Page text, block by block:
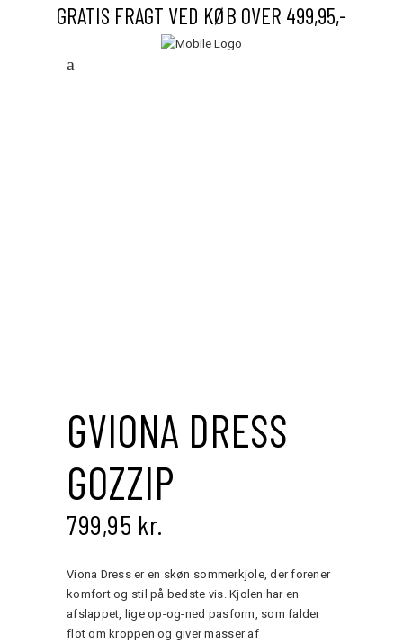
GRATIS FRAGT VED KØB OVER 499,95,-
GVIONA DRESS
GOZZIP
799,95 kr.
Viona Dress er en skøn sommerkjole, der forener
komfort og stil på bedste vis. Kjolen har en
afslappet, lige op-og-ned pasform, som falder
flot om kroppen og giver masser af